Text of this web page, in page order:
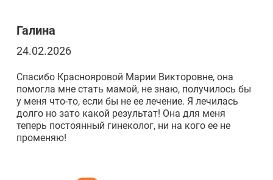
Галина
24.02.2026
Спасибо Краснояровой Марии Викторовне, она
помогла мне стать мамой, не знаю, получилось бы
у меня что-то, если бы не ее лечение. Я лечилась
долго но зато какой результат! Она для меня
теперь постоянный гинеколог, ни на кого ее не
променяю!